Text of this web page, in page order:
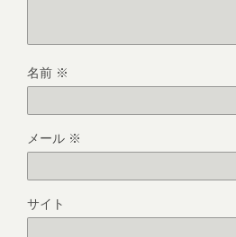
名前 ※
メール ※
サイト